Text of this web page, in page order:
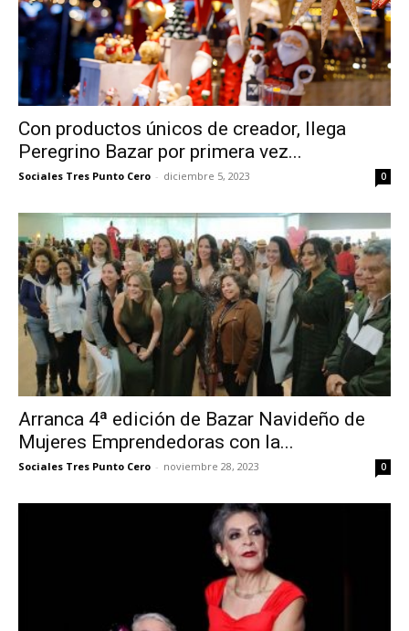
Con productos únicos de creador, llega
Peregrino Bazar por primera vez...
Sociales Tres Punto Cero - diciembre 5, 2023 0
Arranca 4ª edición de Bazar Navideño de
Mujeres Emprendedoras con la...
Sociales Tres Punto Cero - noviembre 28, 2023 0